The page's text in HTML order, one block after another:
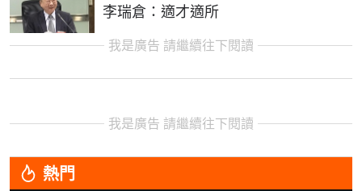
李瑞倉：適才適所
我是廣告 請繼續往下閱讀
我是廣告 請繼續往下閱讀
熱門